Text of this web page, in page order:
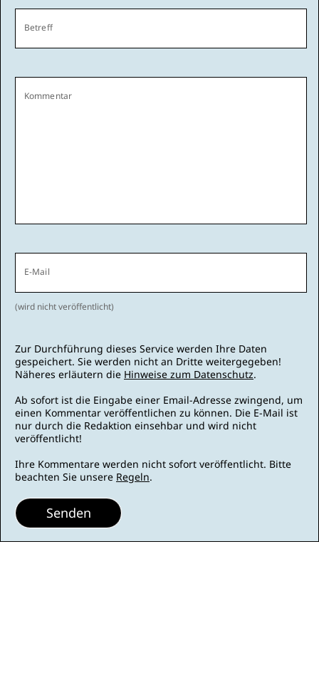
Betreff
Kommentar
E-Mail
(wird nicht veröffentlicht)
Zur Durchführung dieses Service werden Ihre Daten
gespeichert. Sie werden nicht an Dritte weitergegeben!
Näheres erläutern die Hinweise zum Datenschutz.
Ab sofort ist die Eingabe einer Email-Adresse zwingend, um
einen Kommentar veröffentlichen zu können. Die E-Mail ist
nur durch die Redaktion einsehbar und wird nicht
veröffentlicht!
Ihre Kommentare werden nicht sofort veröffentlicht. Bitte
beachten Sie unsere Regeln.
Senden